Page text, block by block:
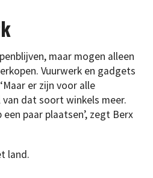
maar mogen alleen
Vuurwerk en gadgets
er zijn voor alle
dat soort winkels meer.
paar plaatsen’, zegt Berx
land.